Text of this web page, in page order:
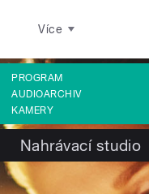
Více
PROGRAM
AUDIOARCHIV
KAMERY
Nahrávací studio